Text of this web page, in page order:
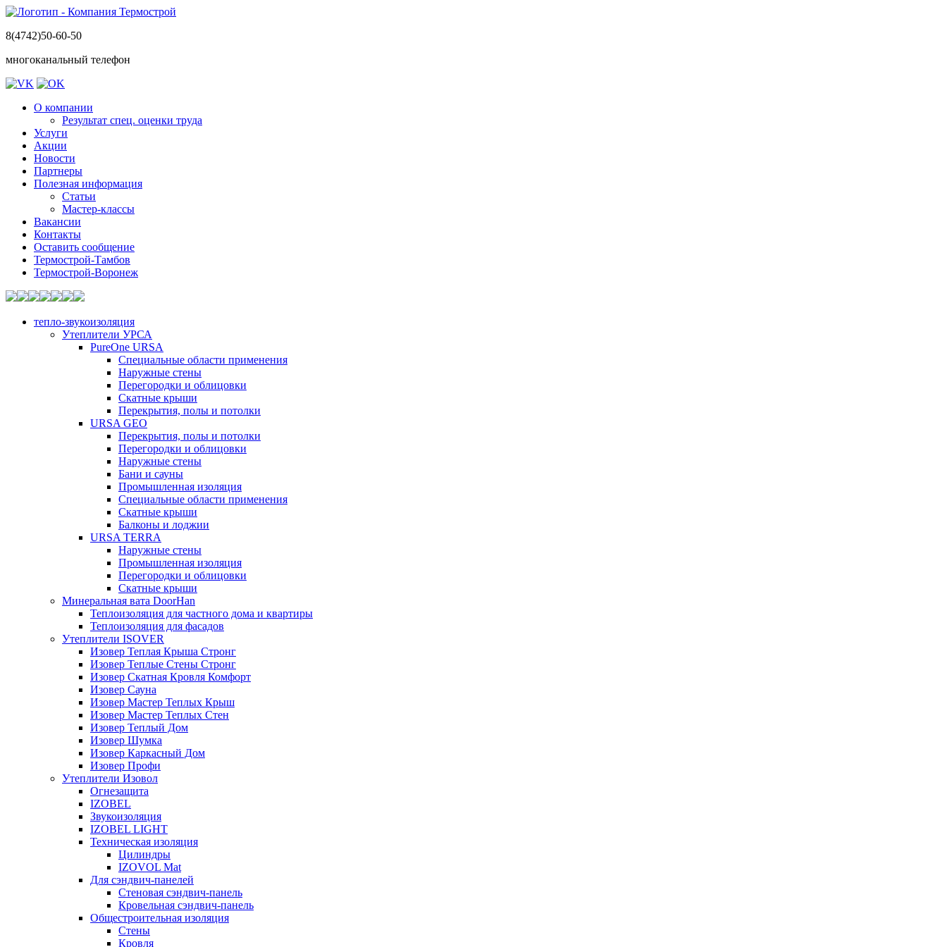
8(4742)50-60-50
многоканальный телефон
О компании
Результат спец. оценки труда
Услуги
Акции
Новости
Партнеры
Полезная информация
Статьи
Мастер-классы
Вакансии
Контакты
Оставить сообщение
Термострой-Тамбов
Термострой-Воронеж
тепло-звукоизоляция
Утеплители УРСА
PureOne URSA
Специальные области применения
Наружные стены
Перегородки и облицовки
Скатные крыши
Перекрытия, полы и потолки
URSA GEO
Перекрытия, полы и потолки
Перегородки и облицовки
Наружные стены
Бани и сауны
Промышленная изоляция
Специальные области применения
Скатные крыши
Балконы и лоджии
URSA TERRA
Наружные стены
Промышленная изоляция
Перегородки и облицовки
Скатные крыши
Минеральная вата DoorHan
Теплоизоляция для частного дома и квартиры
Теплоизоляция для фасадов
Утеплители ISOVER
Изовер Теплая Крыша Стронг
Изовер Теплые Стены Стронг
Изовер Скатная Кровля Комфорт
Изовер Сауна
Изовер Мастер Теплых Крыш
Изовер Мастер Теплых Стен
Изовер Теплый Дом
Изовер Шумка
Изовер Каркасный Дом
Изовер Профи
Утеплители Изовол
Огнезащита
IZOBEL
Звукоизоляция
IZOBEL LIGHT
Техническая изоляция
Цилиндры
IZOVOL Mat
Для сэндвич-панелей
Стеновая сэндвич-панель
Кровельная сэндвич-панель
Общестроительная изоляция
Стены
Кровля